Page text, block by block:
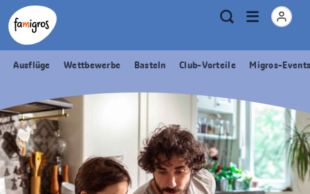
Sprungmarken
Navigation
Header
Logo
Meta
Navigation
Suche
Menu
öffnen
Ausflüge Wettbewerbe Basteln Club-Vorteile Migros-